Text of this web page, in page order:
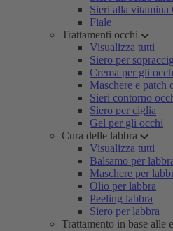
Sieri alla vitamina
Fiale
Trattamenti occhi
Visualizza tutti
Siero per
Crema per gli
Maschere e patch
Sieri contorno
Siero per ciglia
Gel per gli occhi
Cura delle labbra
Visualizza tutti
Balsamo per
Maschere per
Olio per labbra
Peeling labbra
Siero per labbra
Trattamento in base alle